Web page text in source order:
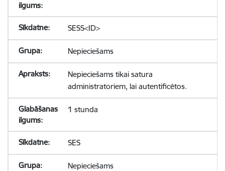
SESS<ID>
Nepieciešams
Nepieciešams tikai satura
administratoriem, lai autentificētos.
1 stunda
SES
Nepieciešams